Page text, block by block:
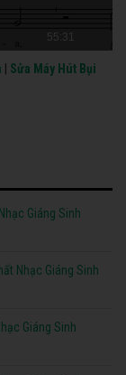
55:31
Sửa Máy Hút Bụi
Giáng Sinh
Nhạc Giáng Sinh
Giáng Sinh